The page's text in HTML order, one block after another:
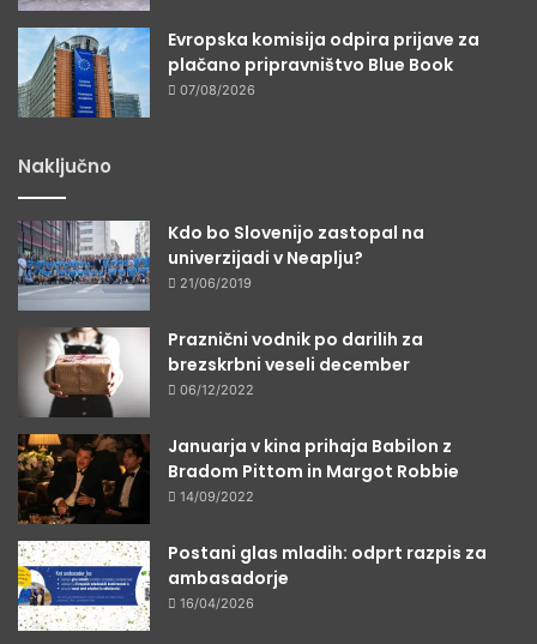
Evropska komisija odpira prijave za
plačano pripravništvo Blue Book
07/08/2026
Naključno
Kdo bo Slovenijo zastopal na
univerzijadi v Neaplju?
21/06/2019
Praznični vodnik po darilih za
brezskrbni veseli december
06/12/2022
Januarja v kina prihaja Babilon z
Bradom Pittom in Margot Robbie
14/09/2022
Postani glas mladih: odprt razpis za
ambasadorje
16/04/2026